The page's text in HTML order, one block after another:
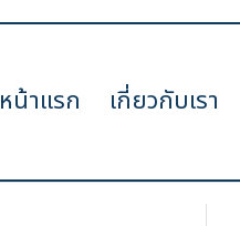
หน้าแรก เกี่ยวกับเรา